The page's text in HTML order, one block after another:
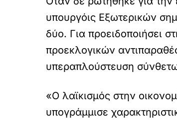
υπουργόις Εξωτερικών
δύο. Για προειδοποιήσει
προεκλογικών
υπεραπλούστευση
«Ο λαϊκισμός στην
υπογράμμισε